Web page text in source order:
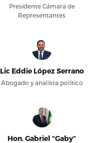
Presidente Cámara de
Representantes
Lic Eddie López Serrano
Abogado y analista político
Hon. Gabriel “Gaby”